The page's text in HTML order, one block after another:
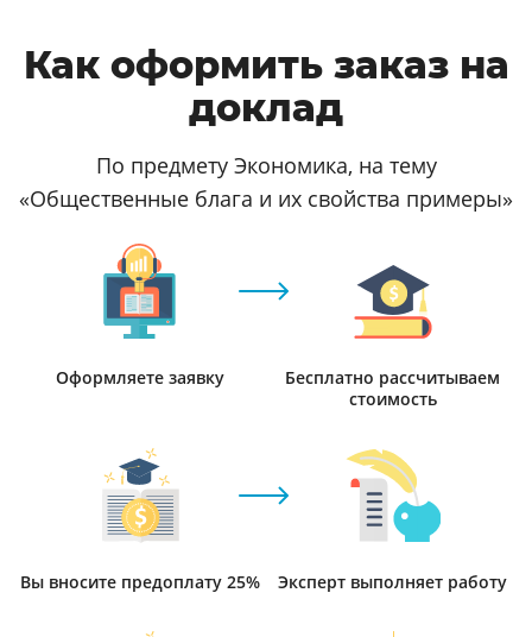
Как оформить заказ на
доклад
По предмету Экономика, на тему
«Общественные блага и их свойства примеры»
Оформляете заявку
Бесплатно рассчитываем
стоимость
Вы вносите предоплату 25% Эксперт выполняет работу